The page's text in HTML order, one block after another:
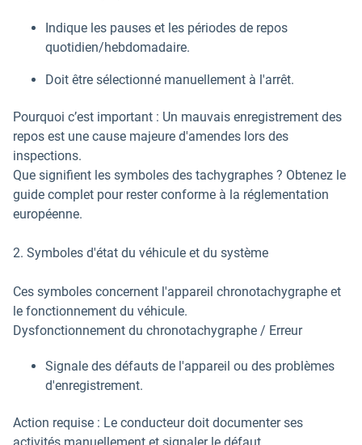
Indique les pauses et les périodes de repos
quotidien/hebdomadaire.
Doit être sélectionné manuellement à l'arrêt.
Pourquoi c’est important : Un mauvais enregistrement des
repos est une cause majeure d'amendes lors des
inspections.
Que signifient les symboles des tachygraphes ? Obtenez le
guide complet pour rester conforme à la réglementation
européenne.
2. Symboles d'état du véhicule et du système
Ces symboles concernent l'appareil chronotachygraphe et
le fonctionnement du véhicule.
Dysfonctionnement du chronotachygraphe / Erreur
Signale des défauts de l'appareil ou des problèmes
d'enregistrement.
Action requise : Le conducteur doit documenter ses
activités manuellement et signaler le défaut